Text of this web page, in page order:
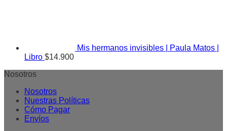
Mis hermanos invisibles | Paula Matos |
Libro $14.900
Nosotros
Nosotros
Nuestras Políticas
Cómo Pagar
Envíos